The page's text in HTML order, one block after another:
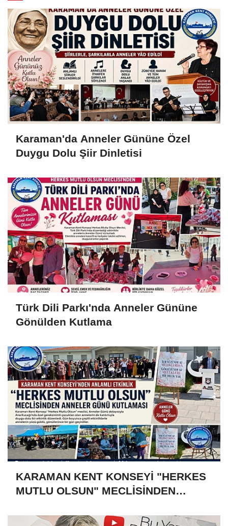
Karaman'da Anneler Gününe Özel
Duygu Dolu Şiir Dinletisi
Türk Dili Parkı'nda Anneler Gününe
Gönülden Kutlama
KARAMAN KENT KONSEYİ "HERKES
MUTLU OLSUN" MECLİSİNDEN
PROGRAM